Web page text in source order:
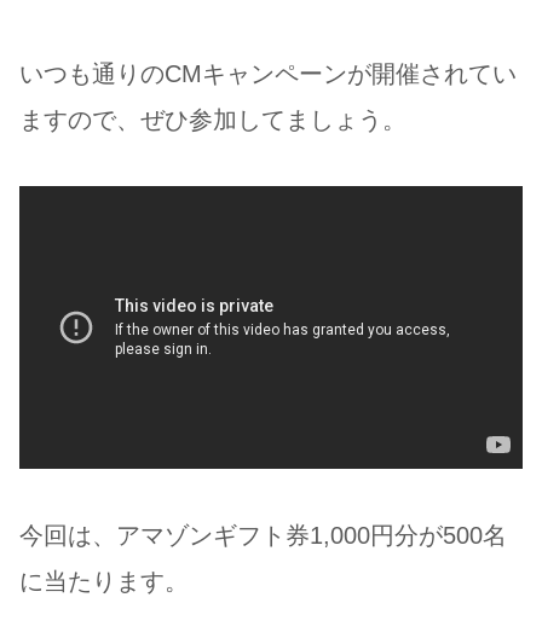
いつも通りのCMキャンペーンが開催されてい
ますので、ぜひ参加してましょう。
今回は、アマゾンギフト券1,000円分が500名
に当たります。